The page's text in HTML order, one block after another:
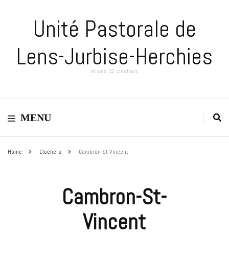
Unité Pastorale de
Lens-Jurbise-Herchies
et ses 12 clochers
MENU
Home Clochers Cambron-St-Vincent
Cambron-St-
Vincent